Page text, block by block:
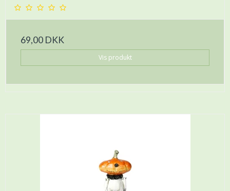
69,00 DKK
Vis produkt